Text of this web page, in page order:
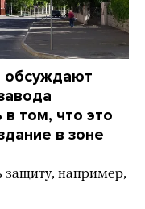
обсуждают
том, что это
в зоне
защиту, например,